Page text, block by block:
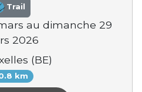
Trail
au dimanche 29
2026
(BE)
km